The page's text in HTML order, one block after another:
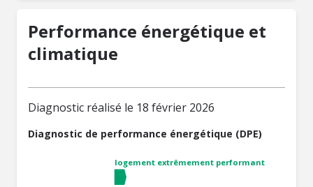
Performance énergétique et
climatique
Diagnostic réalisé le 18 février 2026
Diagnostic de performance énergétique (DPE)
logement extrêmement performant